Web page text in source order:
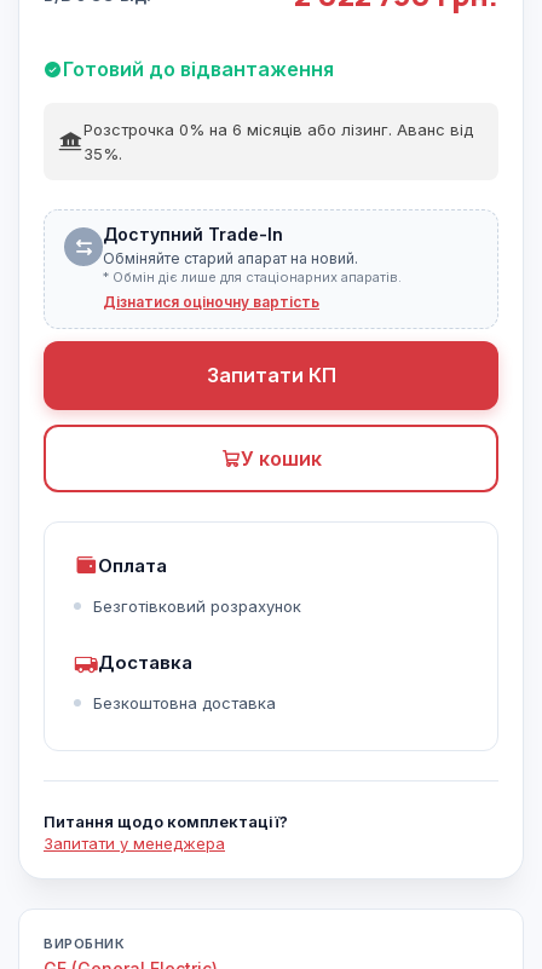
Готовий до відвантаження
Розстрочка 0% на 6 місяців або лізинг. Аванс від
35%.
Доступний Trade-In
Обміняйте старий апарат на новий.
* Обмін діє лише для стаціонарних апаратів.
Дізнатися оціночну вартість
Запитати КП
У кошик
Оплата
Безготівковий розрахунок
Доставка
Безкоштовна доставка
Питання щодо комплектації?
Запитати у менеджера
ВИРОБНИК